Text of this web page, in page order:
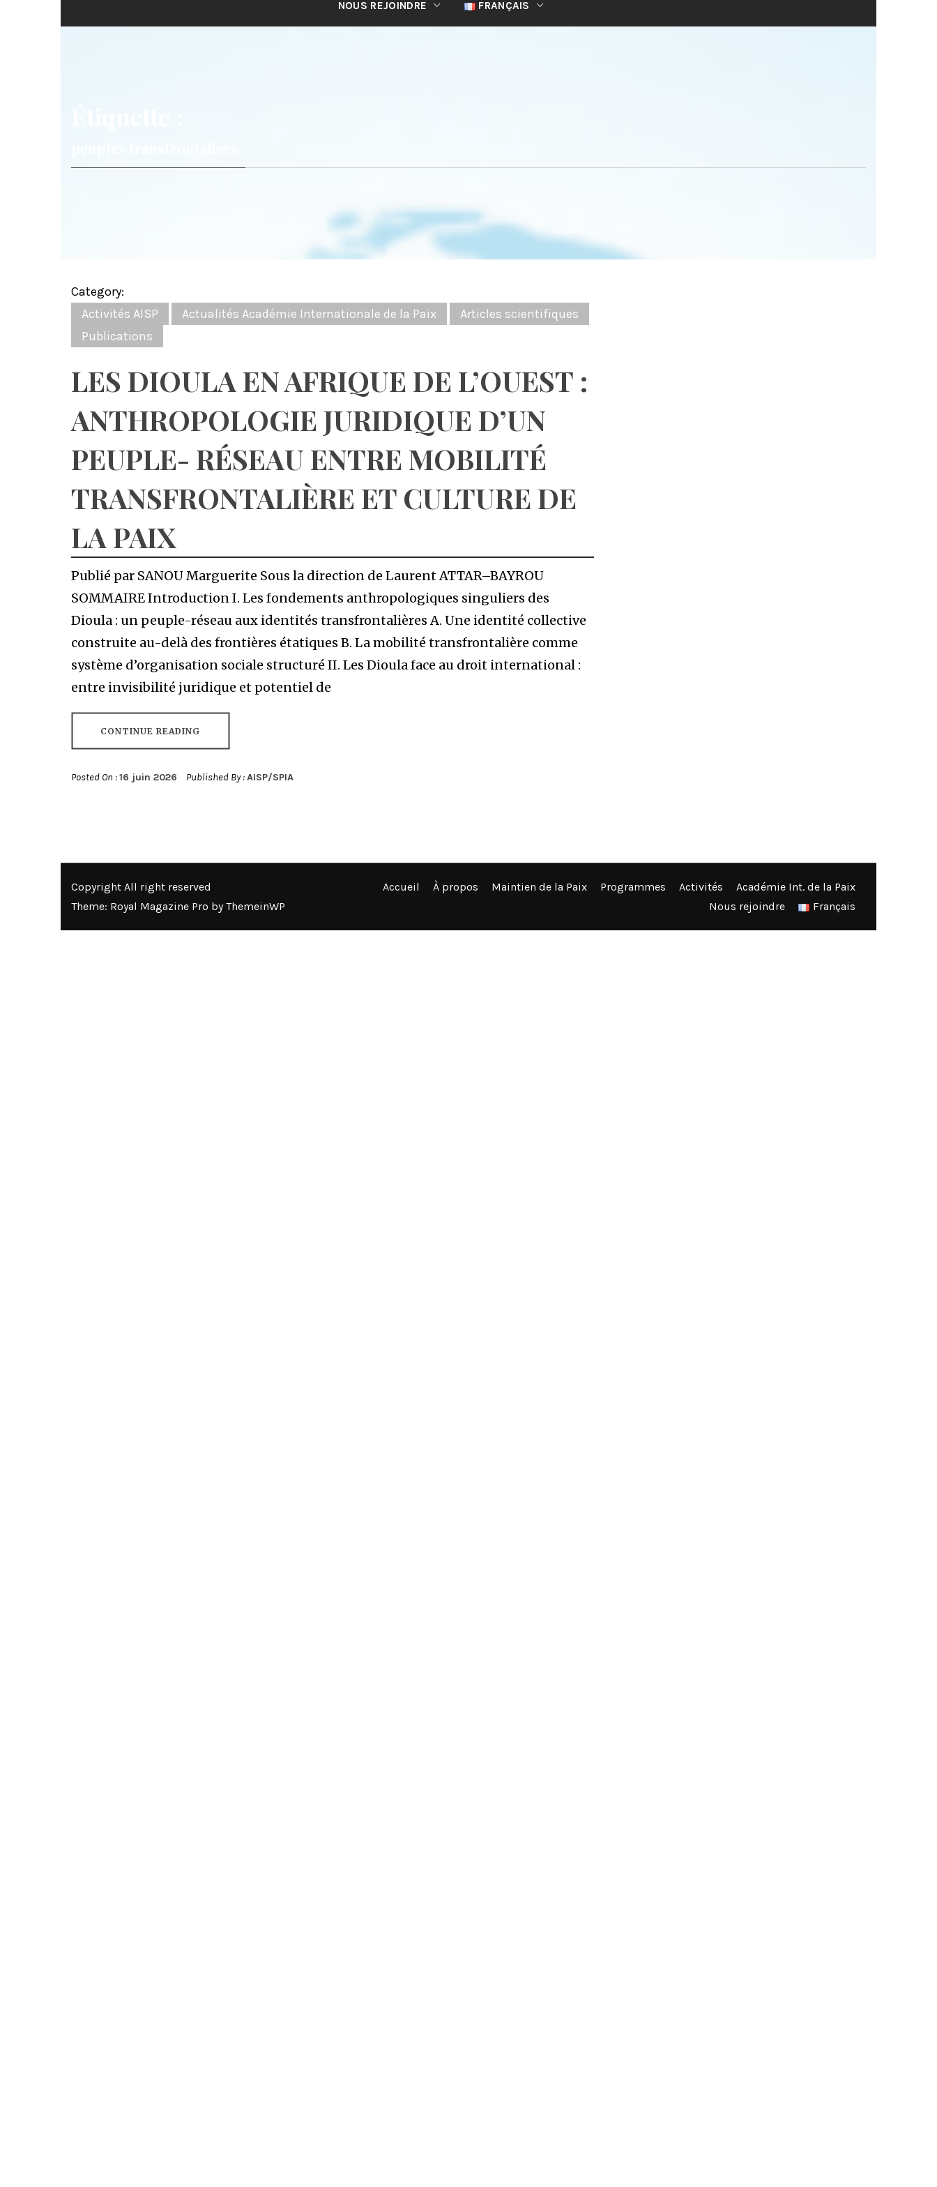
NOUS REJOINDRE FRANÇAIS
Category:
Activités AISP
Actualités Académie Internationale de la Paix
Articles scientifiques
Publications
LES DIOULA EN AFRIQUE DE L’OUEST :
ANTHROPOLOGIE JURIDIQUE D’UN
PEUPLE- RÉSEAU ENTRE MOBILITÉ
TRANSFRONTALIÈRE ET CULTURE DE
LA PAIX
Publié par SANOU Marguerite Sous la direction de Laurent ATTAR–BAYROU
SOMMAIRE Introduction I. Les fondements anthropologiques singuliers des
Dioula : un peuple-réseau aux identités transfrontalières A. Une identité collective
construite au-delà des frontières étatiques B. La mobilité transfrontalière comme
système d’organisation sociale structuré II. Les Dioula face au droit international :
entre invisibilité juridique et potentiel de
CONTINUE READING
Posted On :16 juin 2026 Published By :AISP/SPIA
Copyright All right reserved
Theme: Royal Magazine Pro byThemeinWP
Accueil À propos Maintien de la Paix Programmes Activités
Académie Int. de la Paix
Nous rejoindre
Français